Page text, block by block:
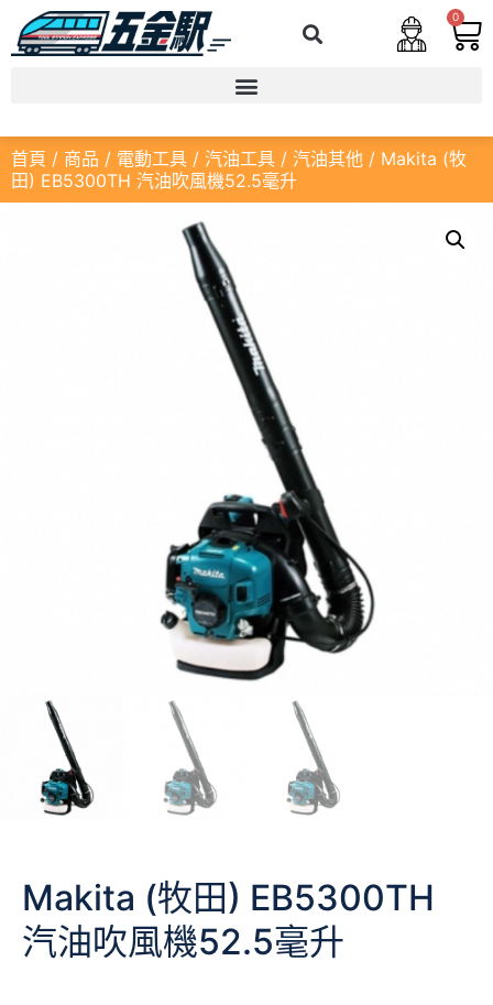
0
首頁 / 商品 / 電動工具 / 汽油工具 / 汽油其他 / Makita (牧
田) EB5300TH 汽油吹風機52.5毫升
Makita (牧田) EB5300TH
汽油吹風機52.5毫升